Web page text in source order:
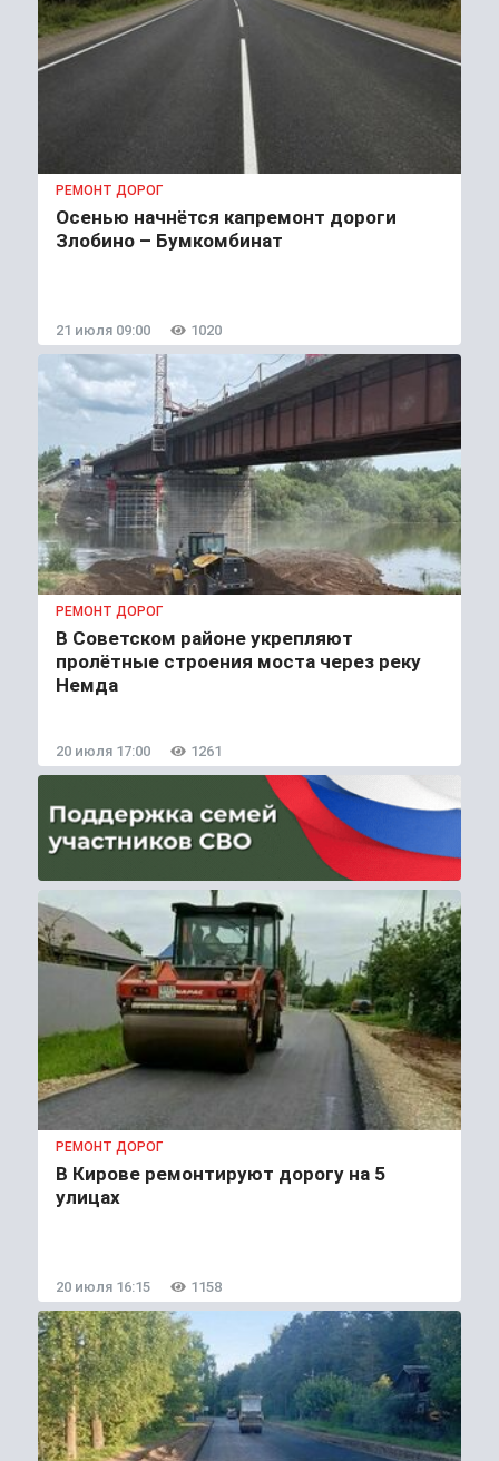
РЕМОНТ ДОРОГ
Осенью начнётся капремонт дороги
Злобино – Бумкомбинат
21 июля 09:00 1020
РЕМОНТ ДОРОГ
В Советском районе укрепляют
пролётные строения моста через реку
Немда
20 июля 17:00 1261
РЕМОНТ ДОРОГ
В Кирове ремонтируют дорогу на 5
улицах
20 июля 16:15 1158